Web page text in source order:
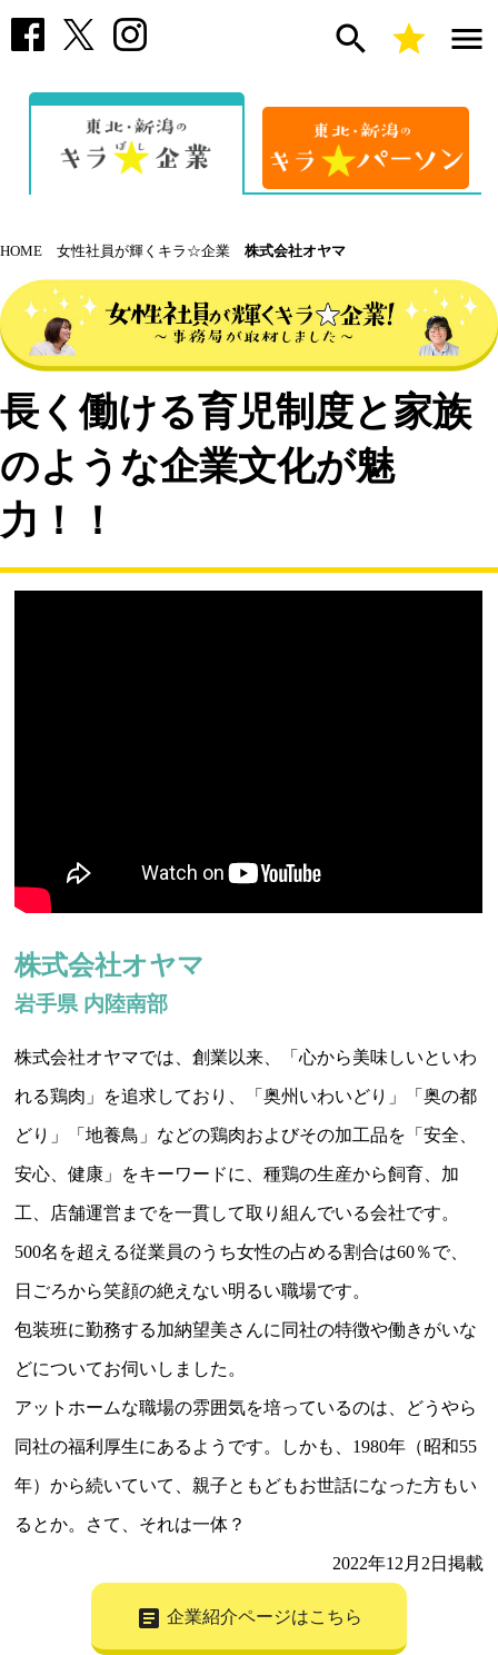
search star menu
HOME 女性社員が輝くキラ☆企業 株式会社オヤマ
長く働ける育児制度と家族
のような企業文化が魅
力！！
株式会社オヤマ
岩手県 内陸南部
株式会社オヤマでは、創業以来、「心から美味しいといわ
れる鶏肉」を追求しており、「奥州いわいどり」「奥の都
どり」「地養鳥」などの鶏肉およびその加工品を「安全、
安心、健康」をキーワードに、種鶏の生産から飼育、加
工、店舗運営までを一貫して取り組んでいる会社です。
500名を超える従業員のうち女性の占める割合は60％で、
日ごろから笑顔の絶えない明るい職場です。
包装班に勤務する加納望美さんに同社の特徴や働きがいな
どについてお伺いしました。
アットホームな職場の雰囲気を培っているのは、どうやら
同社の福利厚生にあるようです。しかも、1980年（昭和55
年）から続いていて、親子ともどもお世話になった方もい
るとか。さて、それは一体？
2022年12月2日掲載
article 企業紹介ページはこちら